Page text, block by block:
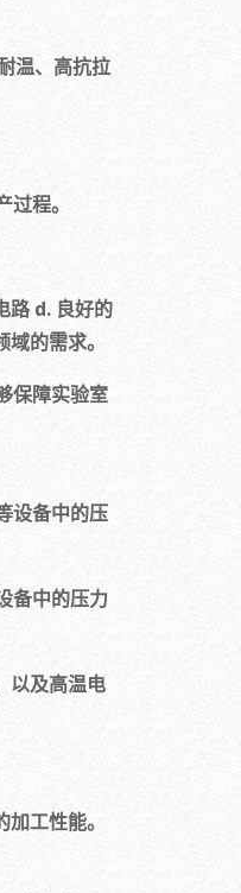
温、高抗拉
程。
路 d. 良好的
的需求。
保障实验室
设备中的压
备中的压力
以及高温电
工性能。